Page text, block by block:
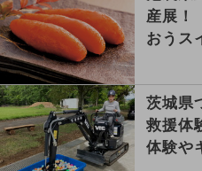
産展！
おうス
茨城県
救援体
体験や